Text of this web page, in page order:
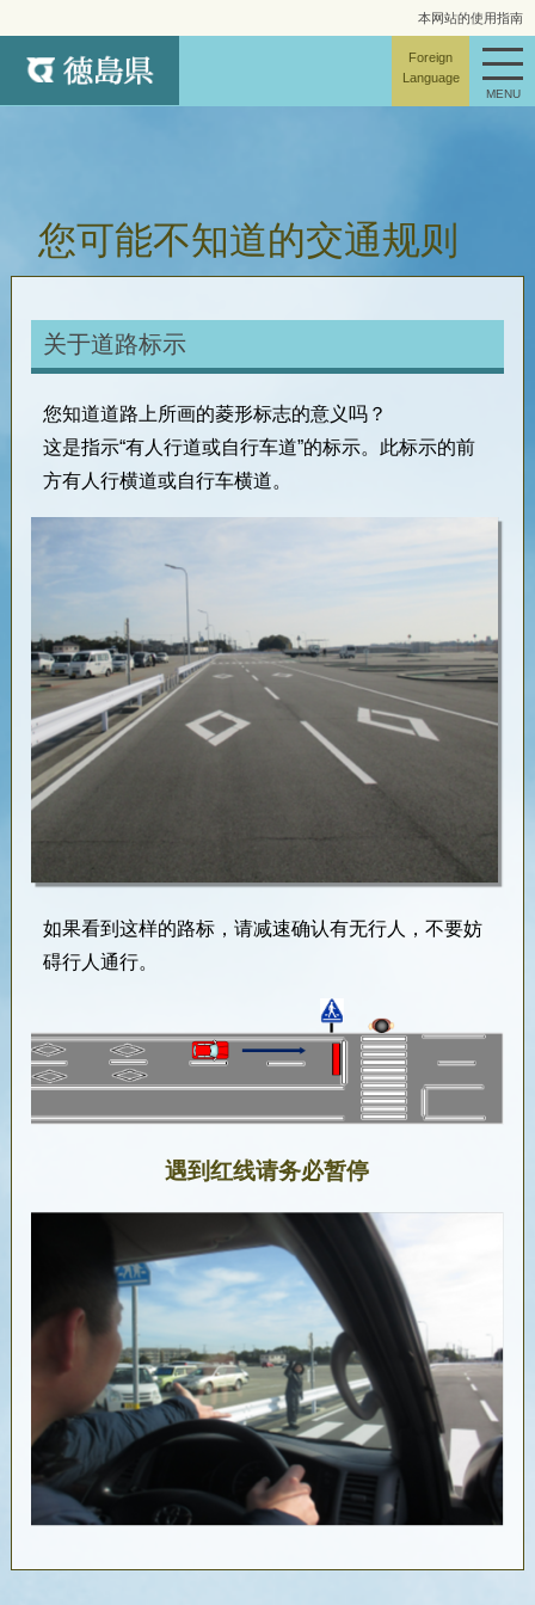
网站地图
本网站的使用指南
Foreign
Language
MENU
您可能不知道的交通规则
关于道路标示
您知道道路上所画的菱形标志的意义吗？
这是指示“有人行道或自行车道”的标示。此标示的前
方有人行横道或自行车横道。
如果看到这样的路标，请减速确认有无行人，不要妨
碍行人通行。
遇到红线请务必暂停